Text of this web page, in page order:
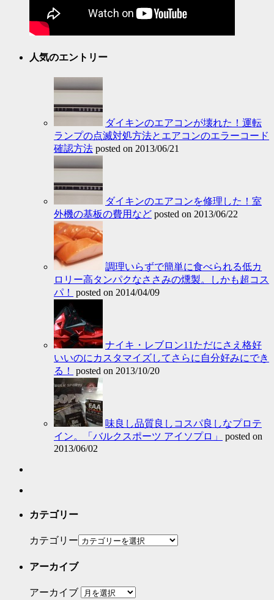
人気のエントリー
ダイキンのエアコンが壊れた！運転
ランプの点滅対処方法とエアコンのエラーコード
確認方法 posted on 2013/06/21
ダイキンのエアコンを修理した！室
外機の基板の費用など posted on 2013/06/22
調理いらずで簡単に食べられる低カ
ロリー高タンパクなささみの燻製。しかも超コス
パ！
posted on 2014/04/09
ナイキ・レブロン11ただにさえ格好
いいのにカスタマイズしてさらに自分好みにでき
る！
posted on 2013/10/20
味良し品質良しコスパ良しなプロテ
イン。「バルクスポーツ アイソプロ」
posted on
2013/06/02
カテゴリー
カテゴリー
アーカイブ
アーカイブ